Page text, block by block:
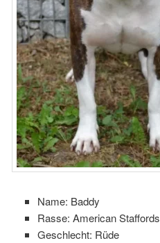
Name: Baddy
Rasse: American
Geschlecht: Rüde